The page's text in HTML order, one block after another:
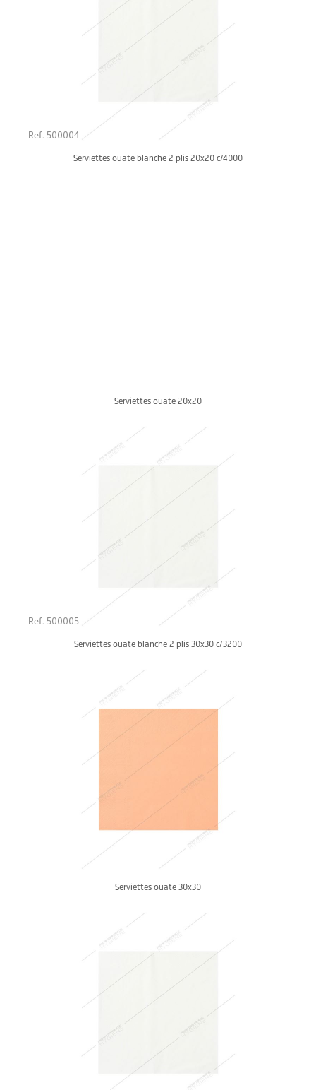
Ref. 500004
Serviettes ouate blanche 2 plis 20x20 c/4000
Serviettes ouate 20x20
Ref. 500005
Serviettes ouate blanche 2 plis 30x30 c/3200
Serviettes ouate 30x30